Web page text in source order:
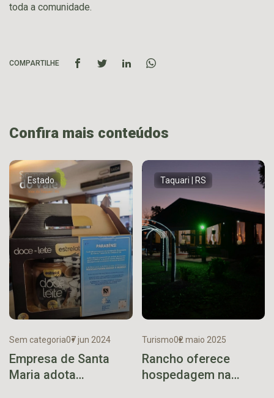
toda a comunidade.
COMPARTILHE
Confira mais conteúdos
Estado
Sem categoria07 jun 2024
Empresa de Santa
Maria adota
Taquari | RS
Turismo02 maio 2025
Rancho oferece
hospedagem na